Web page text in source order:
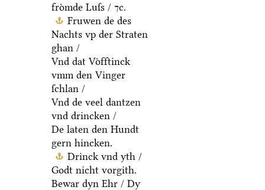
froͤmde Luſs / ⁊c.
Fruwen de des
Nachts vp der Straten
ghan /
Vnd dat Voͤfftinck
vmm den Vinger
ſchlan /
Vnd de veel dantzen
vnd drincken /
De laten den Hundt
gern hincken.
Drinck vnd yth /
Godt nicht vorgith.
Bewar dyn Ehr / Dy